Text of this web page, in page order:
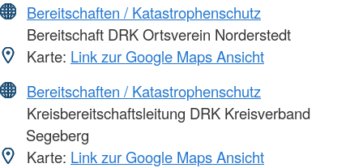
Bereitschaften / Katastrophenschutz
Bereitschaft DRK Ortsverein Norderstedt
Karte: Link zur Google Maps Ansicht
Bereitschaften / Katastrophenschutz
Kreisbereitschaftsleitung DRK Kreisverband
Segeberg
Karte: Link zur Google Maps Ansicht